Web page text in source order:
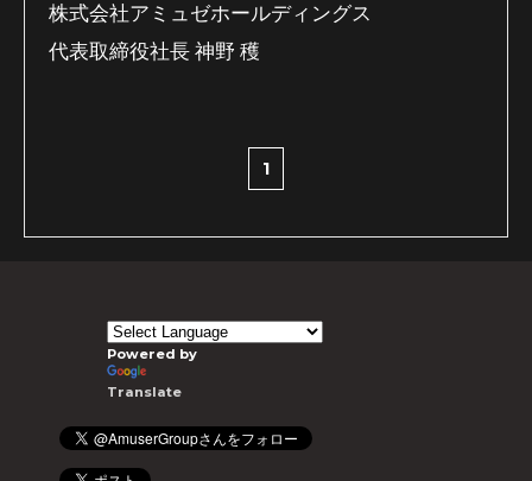
株式会社アミュゼホールディングス
代表取締役社長 神野 穫
1
Powered by
Translate